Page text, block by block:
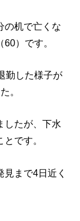
の机で亡くな
）です。
勤した様子が
。
したが、下水
です。
まで4日近く